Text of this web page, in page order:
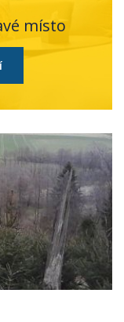
místo